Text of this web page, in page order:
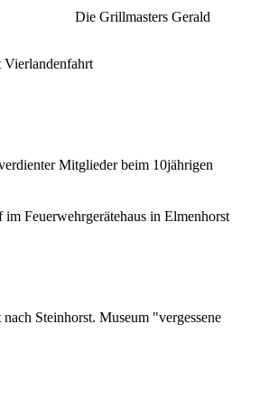
Gerald
Vierlandenfahrt
Mitglieder beim 10jährigen
Feuerwehrgerätehaus in Elmenhorst
Steinhorst. Museum "vergessene